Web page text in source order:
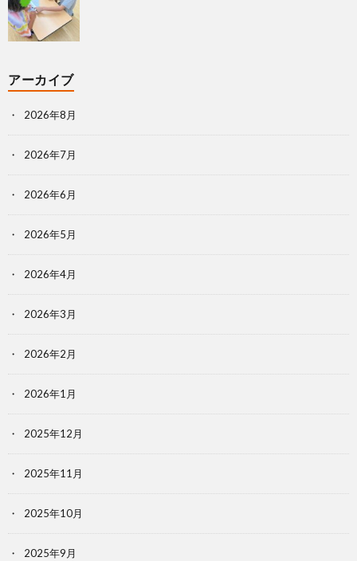
アーカイブ
2026年8月
2026年7月
2026年6月
2026年5月
2026年4月
2026年3月
2026年2月
2026年1月
2025年12月
2025年11月
2025年10月
2025年9月